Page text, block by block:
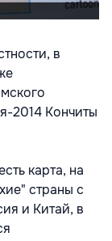
в
2014 Кончиты
карта, на
страны с
и Китай, в